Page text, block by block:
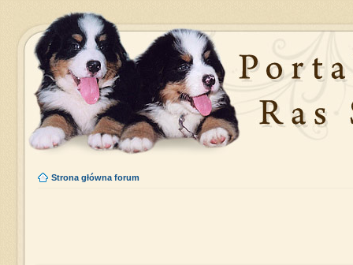
Strona główna forum